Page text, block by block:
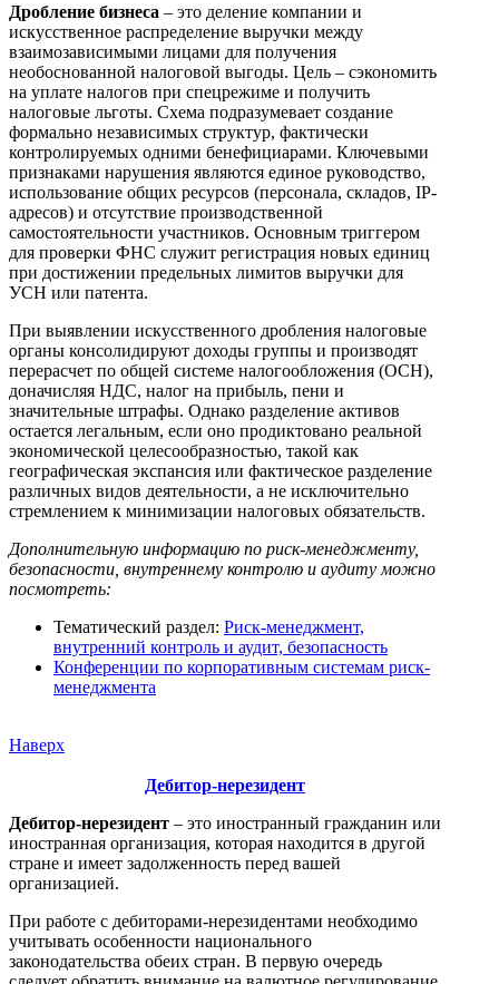
Дробление бизнеса – это деление компании и
искусственное распределение выручки между
взаимозависимыми лицами для получения
необоснованной налоговой выгоды. Цель – сэкономить
на уплате налогов при спецрежиме и получить
налоговые льготы. Схема подразумевает создание
формально независимых структур, фактически
контролируемых одними бенефициарами. Ключевыми
признаками нарушения являются единое руководство,
использование общих ресурсов (персонала, складов, IP-
адресов) и отсутствие производственной
самостоятельности участников. Основным триггером
для проверки ФНС служит регистрация новых единиц
при достижении предельных лимитов выручки для
УСН или патента.
При выявлении искусственного дробления налоговые
органы консолидируют доходы группы и производят
перерасчет по общей системе налогообложения (ОСН),
доначисляя НДС, налог на прибыль, пени и
значительные штрафы. Однако разделение активов
остается легальным, если оно продиктовано реальной
экономической целесообразностью, такой как
географическая экспансия или фактическое разделение
различных видов деятельности, а не исключительно
стремлением к минимизации налоговых обязательств.
Дополнительную информацию по риск-менеджменту,
безопасности, внутреннему контролю и аудиту можно
посмотреть:
Тематический раздел: Риск-менеджмент,
внутренний контроль и аудит, безопасность
Конференции по корпоративным системам риск-
менеджмента
Наверх
Дебитор-нерезидент
Дебитор-нерезидент – это иностранный гражданин или
иностранная организация, которая находится в другой
стране и имеет задолженность перед вашей
организацией.
При работе с дебиторами-нерезидентами необходимо
учитывать особенности национального
законодательства обеих стран. В первую очередь